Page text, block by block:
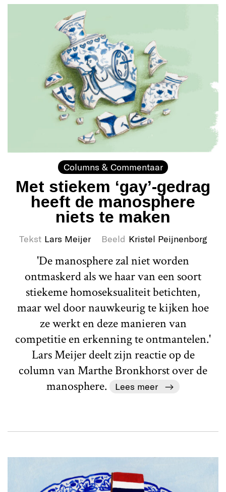
Columns & Commentaar
Met stiekem ‘gay’-gedrag
heeft de manosphere
niets te maken
Tekst Lars Meijer Beeld Kristel Peijnenborg
'De manosphere zal niet worden
ontmaskerd als we haar van een soort
stiekeme homoseksualiteit betichten,
maar wel door nauwkeurig te kijken hoe
ze werkt en deze manieren van
competitie en erkenning te ontmantelen.'
Lars Meijer deelt zijn reactie op de
column van Marthe Bronkhorst over de
manosphere.
Lees meer